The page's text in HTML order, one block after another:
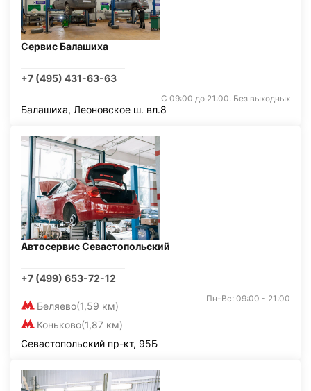
Сервис Балашиха
+7 (495) 431-63-63
С 09:00 до 21:00. Без выходных
Балашиха, Леоновское ш. вл.8
Автосервис Севастопольский
+7 (499) 653-72-12
Беляево(1,59 км)
Коньково(1,87 км)
Пн-Вс: 09:00 - 21:00
Севастопольский пр-кт, 95Б